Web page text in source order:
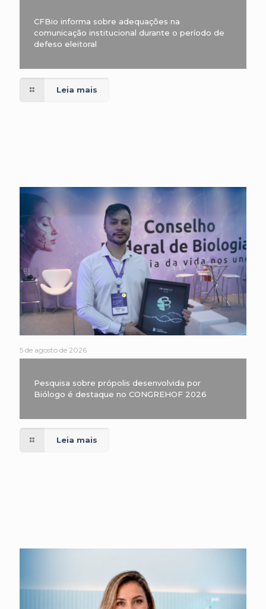
CFBio informa sobre adequações na
comunicação institucional durante o período de
defeso eleitoral
Leia mais
5 de agosto de 2026
Pesquisa sobre própolis desenvolvida por
Biólogo é destaque no CONGREHOF 2026
Leia mais